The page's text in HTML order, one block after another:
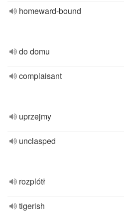
homeward-bound
do domu
complaisant
uprzejmy
unclasped
rozplótł
tigerish